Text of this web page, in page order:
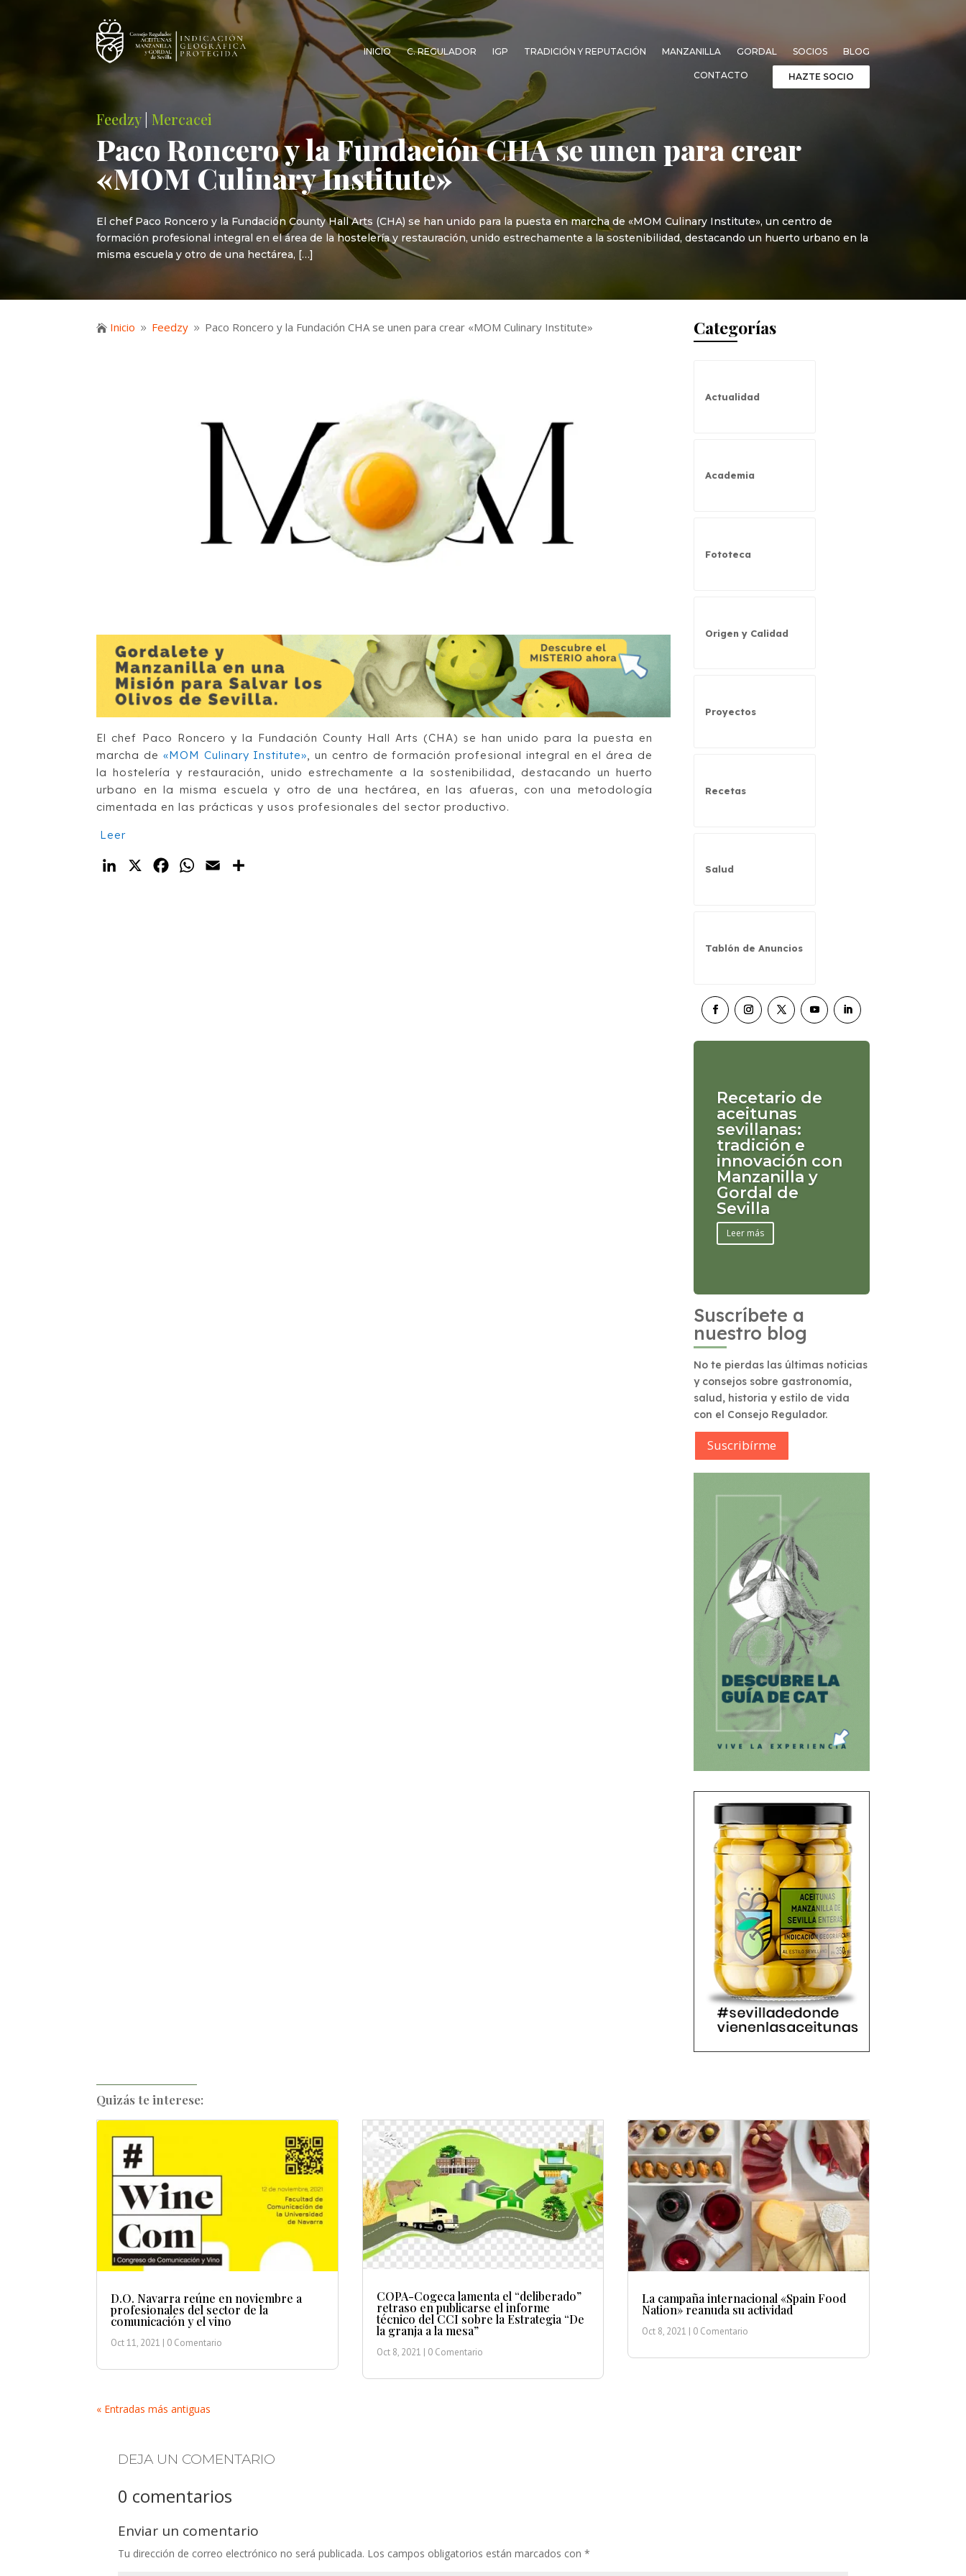
INICIO C. REGULADOR IGP TRADICIÓN Y REPUTACIÓN MANZANILLA GORDAL SOCIOS BLOG
CONTACTO HAZTE SOCIO
Feedzy|Mercacei
Paco Roncero y la Fundación CHA se unen para crear
«MOM Culinary Institute»
El chef Paco Roncero y la Fundación County Hall Arts (CHA) se han unido para la puesta en marcha de «MOM Culinary Institute», un centro de
formación profesional integral en el área de la hostelería y restauración, unido estrechamente a la sostenibilidad, destacando un huerto urbano en la
misma escuela y otro de una hectárea, […]
 Inicio 9 Feedzy 9 Paco Roncero y la Fundación CHA se unen para crear «MOM Culinary Institute»
El chef Paco Roncero y la Fundación County Hall Arts (CHA) se han unido para la puesta en
marcha de «MOM Culinary Institute» , un centro de formación profesional integral en el área de
la hostelería y restauración, unido estrechamente a la sostenibilidad, destacando un huerto
urbano en la misma escuela y otro de una hectárea, en las afueras, con una metodología
cimentada en las prácticas y usos profesionales del sector productivo.
Leer
LinkedIn
X FacebookWhatsApp
Email
Categorías
Actualidad
Academia
Fototeca
Origen y Calidad
Proyectos
Recetas
Salud
Tablón de Anuncios
Recetario de
aceitunas
sevillanas:
tradición e
innovación con
Manzanilla y
Gordal de
Sevilla
Leer más
Suscríbete a
nuestro blog
No te pierdas las últimas noticias
y consejos sobre gastronomía,
salud, historia y estilo de vida
con el Consejo Regulador.
Suscribírme
Quizás te interese:
D.O. Navarra reúne en noviembre a
profesionales del sector de la
comunicación y el vino
Oct 11, 2021 | 0 Comentario
COPA-Cogeca lamenta el “deliberado”
retraso en publicarse el informe
técnico del CCI sobre la Estrategia “De
la granja a la mesa”
Oct 8, 2021 | 0 Comentario
La campaña internacional «Spain Food
Nation» reanuda su actividad
Oct 8, 2021 | 0 Comentario
« Entradas más antiguas
DEJA UN COMENTARIO
0 comentarios
Enviar un comentario
Tu dirección de correo electrónico no será publicada. Los campos obligatorios están marcados con*